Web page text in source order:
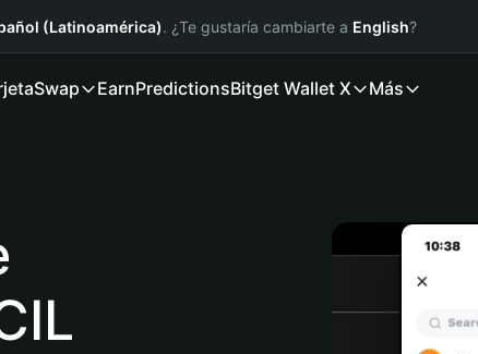
(Latinoamérica). ¿Te gustaría cambiarte a English?
Swap EarnPredictionsBitget Wallet X Más